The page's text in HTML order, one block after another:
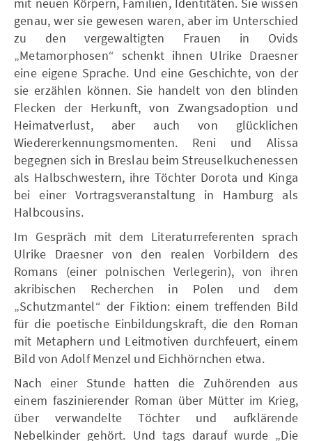
genau, wer sie gewesen waren, aber im Unterschied
zu den vergewaltigten Frauen in Ovids
„Metamorphosen“ schenkt ihnen Ulrike Draesner
eine eigene Sprache. Und eine Geschichte, von der
sie erzählen können. Sie handelt von den blinden
Flecken der Herkunft, von Zwangsadoption und
Heimatverlust, aber auch von glücklichen
Wiedererkennungsmomenten. Reni und Alissa
begegnen sich in Breslau beim Streuselkuchenessen
als Halbschwestern, ihre Töchter Dorota und Kinga
bei einer Vortragsveranstaltung in Hamburg als
Halbcousins.
Im Gespräch mit dem Literaturreferenten sprach
Ulrike Draesner von den realen Vorbildern des
Romans (einer polnischen Verlegerin), von ihren
akribischen Recherchen in Polen und dem
„Schutzmantel“ der Fiktion: einem treffenden Bild
für die poetische Einbildungskraft, die den Roman
mit Metaphern und Leitmotiven durchfeuert, einem
Bild von Adolf Menzel und Eichhörnchen etwa.
Nach einer Stunde hatten die Zuhörenden aus
einem faszinierender Roman über Mütter im Krieg,
über verwandelte Töchter und aufklärende
Nebelkinder gehört. Und tags darauf wurde „Die